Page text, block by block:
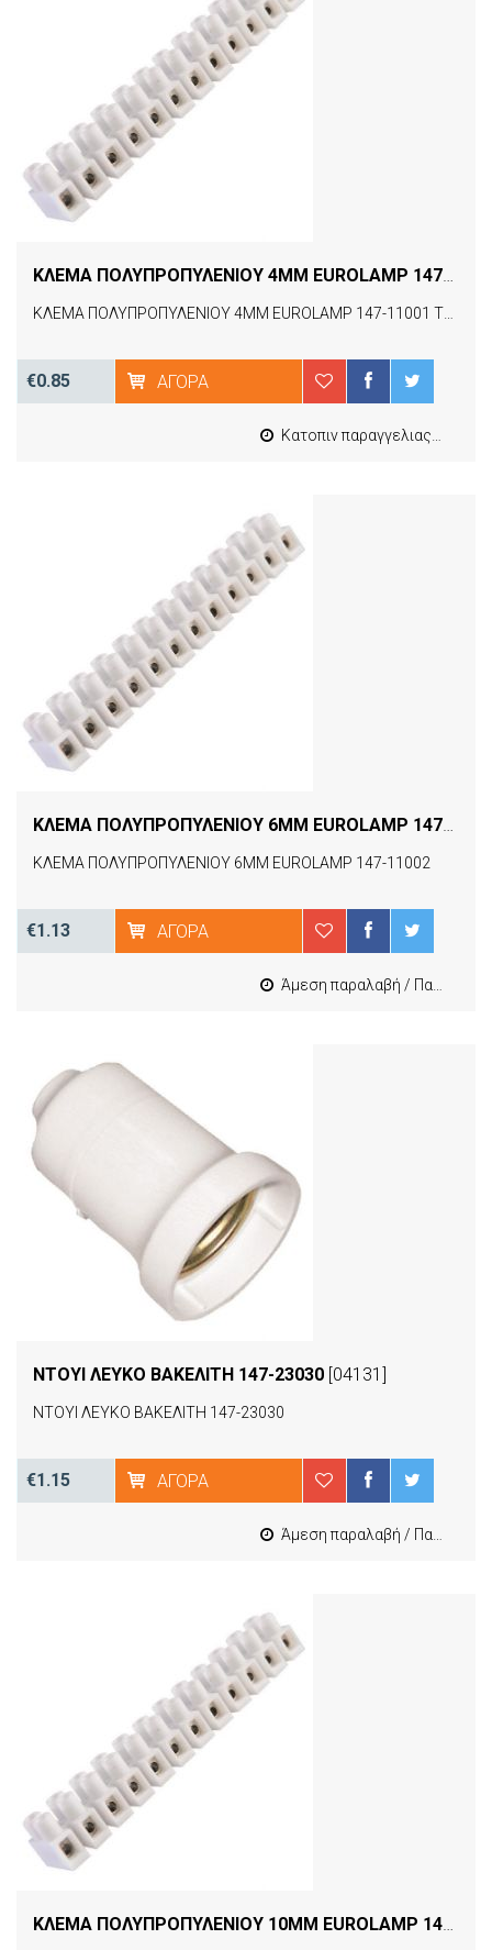
€0.85 ΑΓΟΡΆ
Κατοπιν παραγγελιας από 4 έως 10 εργασιμες
ΚΛΕΜΑ ΠΟΛΥΠΡΟΠΥΛΕΝΙΟΥ 6MM EUROLAMP 147-11002
€1.13 ΑΓΟΡΆ
Άμεση παραλαβή / Παράδοση 1-3 εργασιμες
ΝΤΟΥΙ ΛΕΥΚΟ ΒΑΚΕΛΙΤΗ 147-23030 [04131]
ΝΤΟΥΙ ΛΕΥΚΟ ΒΑΚΕΛΙΤΗ 147-23030
€1.15 ΑΓΟΡΆ
Άμεση παραλαβή / Παράδοση 1-3 εργασιμες